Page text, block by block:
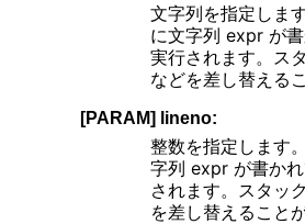
文字列を指定しま
に文字列 expr が
実行されます。ス
などを差し替える
[PARAM] lineno:
整数を指定します
字列 expr が書か
されます。スタッ
を差し替えること